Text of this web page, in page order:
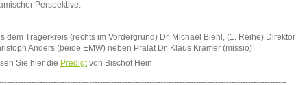
Perspektive.
dem Trägerkreis (rechts im Vordergrund) Dr. Michael Biehl, (1. Reihe) Direktor
Anders (beide EMW) neben Prälat Dr. Klaus Krämer (missio)
Sie hier die Predigtvon Bischof Hein